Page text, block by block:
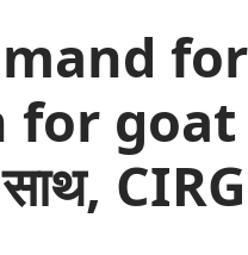
for
CIRG